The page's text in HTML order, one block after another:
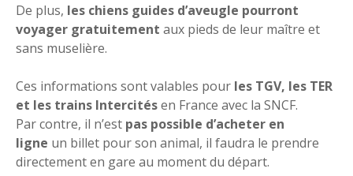
De plus, les chiens guides d’aveugle pourront
voyager gratuitement aux pieds de leur maître et
sans muselière.
Ces informations sont valables pour les TGV, les TER
et les trains Intercitésen France avec la SNCF.
Par contre, il n’est pas possible d’acheter en
ligne un billet pour son animal, il faudra le prendre
directement en gare au moment du départ.